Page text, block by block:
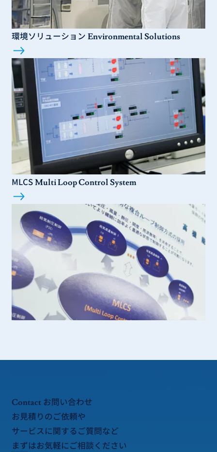
環境ソリューション Environmental Solutions
MLCSMulti Loop Control System
Contact お問い合わせ
お見積りのご依頼や
サービスに関するご質問など
まずはお気軽にご相談ください